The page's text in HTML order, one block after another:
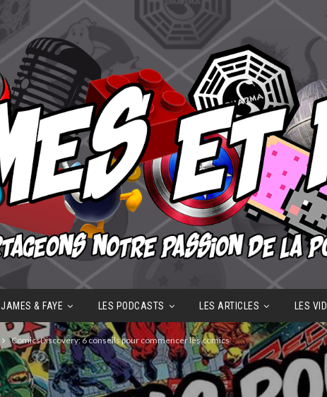
JAMES & FAYE LES PODCASTS LES ARTICLES LES
ComicsDiscovery: 6 conseils pour commencer les comics